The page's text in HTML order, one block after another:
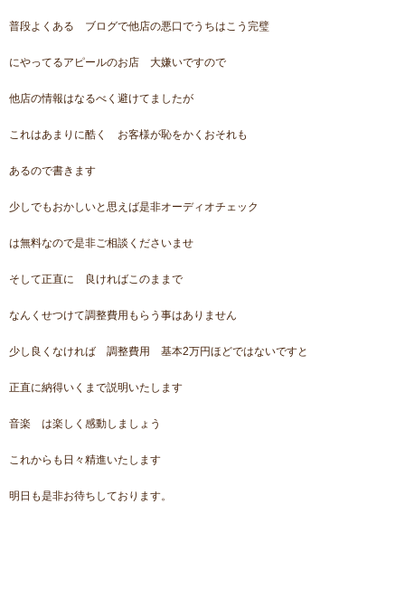
普段よくある ブログで他店の悪口でうちはこう完璧
にやってるアピールのお店 大嫌いですので
他店の情報はなるべく避けてましたが
これはあまりに酷く お客様が恥をかくおそれも
あるので書きます
少しでもおかしいと思えば是非オーディオチェック
は無料なので是非ご相談くださいませ
そして正直に 良ければこのままで
なんくせつけて調整費用もらう事はありません
少し良くなければ 調整費用 基本2万円ほどではないですと
正直に納得いくまで説明いたします
音楽 は楽しく感動しましょう
これからも日々精進いたします
明日も是非お待ちしております。